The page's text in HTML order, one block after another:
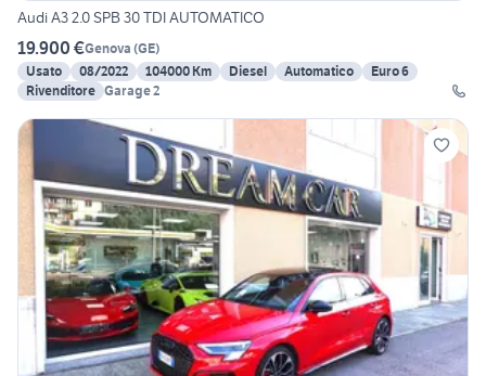
Audi A3 2.0 SPB 30 TDI AUTOMATICO
19.900 €Genova (GE)
Usato
08/2022 104000 Km Diesel Automatico
Euro 6
Rivenditore Garage 2